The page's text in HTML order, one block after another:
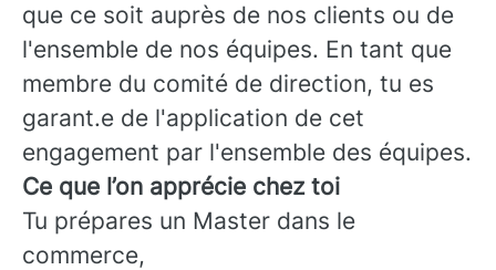
que ce soit auprès de nos clients ou de
l'ensemble de nos équipes. En tant que
membre du comité de direction, tu es
garant.e de l'application de cet
engagement par l'ensemble des équipes.
Ce que l’on apprécie chez toi
Tu prépares un Master dans le
commerce,